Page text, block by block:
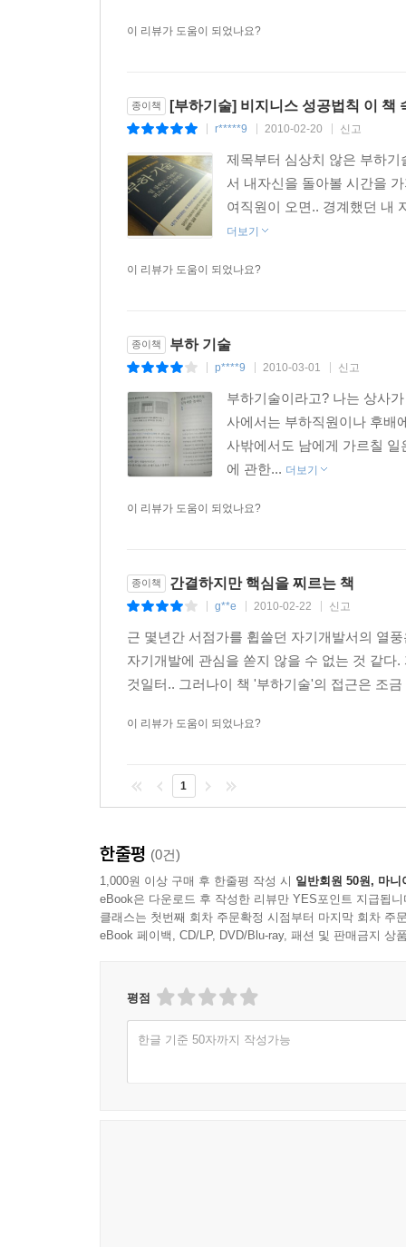
차라리 빠르다는 생각은 결국 착각이라고 주장한
다하고 자신감과 열정에 불을 붙여야 한다. 그
때까지 '참고 기다리는 시간'을 갖는 것이 중요하
이 리뷰가 도움이 되었나요?
종이책 [부하기술] 비지니스 성공법칙 이 책
r*****9 2010-02-20 신고
제목부터 심상치 않은 부하
서 내자신을 돌아볼 시간을
여직원이 오면.. 경계했던 내
더보기
이 리뷰가 도움이 되었나요?
종이책 부하 기술
p****9 2010-03-01 신고
부하기술이라고? 나는 상사
사에서는 부하직원이나 후배
사밖에서도 남에게 가르칠
에 관한... 더보기
이 리뷰가 도움이 되었나요?
종이책 간결하지만 핵심을 찌르는 책
g**e 2010-02-22 신고
근 몇년간 서점가를 휩쓸던 자기개발서의 열
자기개발에 관심을 쏟지 않을 수 없는 것 같
것일터.. 그러나이 책 '부하기술'의 접근은 조
이 리뷰가 도움이 되었나요?
1
한줄평 (0건)
1,000원 이상 구매 후 한줄평 작성 시 일반회원 50원, 마니
eBook은 다운로드 후 작성한 리뷰만 YES포인트 지급됩니
클래스는 첫번째 회차 주문확정 시점부터 마지막 회차 주
eBook 페이백, CD/LP, DVD/Blu-ray, 패션 및 판매금지 상
평점
한글 기준 50자까지 작성가능